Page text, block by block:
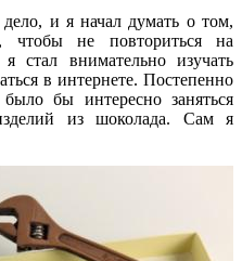
и я начал думать о том,
не повториться на
стал внимательно изучать
в интернете. Постепенно
бы интересно заняться
из шоколада. Сам я